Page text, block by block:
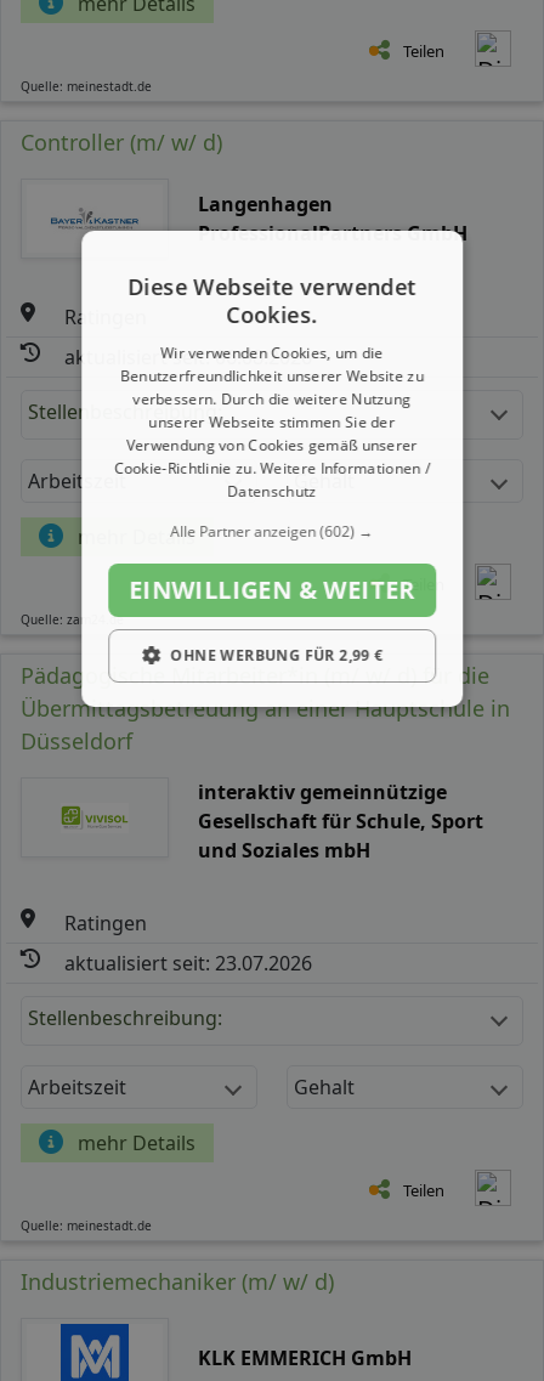
Teilen
Quelle: meinestadt.de
Controller (m/ w/ d)
Langenhagen
ProfessionalPartners GmbH
Ratingen
aktualisiert seit: 06.08.2026
Stellenbeschreibung:
Arbeitszeit Gehalt
mehr Details
Teilen
Quelle: zam24.de
Pädagogische Mitarbeiter*in (m/ w/ d) für die
Übermittagsbetreuung an einer Hauptschule in
Düsseldorf
interaktiv gemeinnützige
Gesellschaft für Schule, Sport
und Soziales mbH
Ratingen
aktualisiert seit: 23.07.2026
Stellenbeschreibung:
Arbeitszeit Gehalt
mehr Details
Teilen
Quelle: meinestadt.de
Industriemechaniker (m/ w/ d)
KLK EMMERICH GmbH
Diese Webseite verwendet
Cookies.
Wir verwenden Cookies, um die
Benutzerfreundlichkeit unserer Website zu
verbessern. Durch die weitere Nutzung
unserer Webseite stimmen Sie der
Verwendung von Cookies gemäß unserer
Cookie-Richtlinie zu.Weitere Informationen /
Datenschutz
Alle Partner anzeigen(602) →
EINWILLIGEN & WEITER
OHNE WERBUNG FÜR 2,99 €